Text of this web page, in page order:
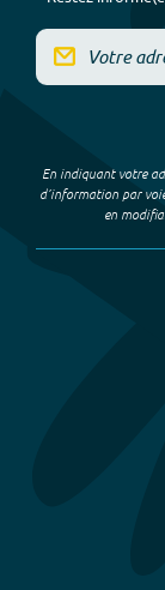
En indiquant votre
d’information par
en